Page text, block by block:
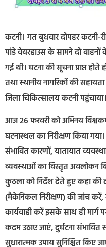
कटनी। गत बुधवार दोपहर कटनी-
पांडे वेयरहाउस के सामने दो
गई थी। घटना की सूचना प्राप्त
तथा स्थानीय नागरिकों की
जिला चिकित्सालय कटनी पहुंचाया।
आज 26 फरवरी को अभिनय
घटनास्थल का निरीक्षण किया
संभावित कारणों, यातायात
व्यवस्थाओं का विस्तृत अवलोकन
कुठला को निर्देश देते हुए कहा की
(मैकेनिकल निरीक्षण) की जांच
कार्यवाही करें इसके साथ ही
कदम उठाए जाएं, दुर्घटना
सुधारात्मक उपाय सुनिश्चित किए